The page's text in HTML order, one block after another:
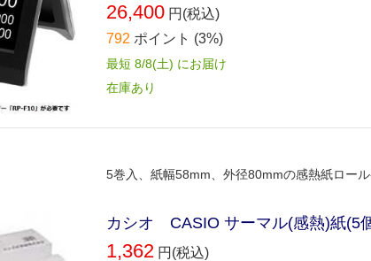
26,400 円(税込)
792 ポイント (3%)
最短 8/8(土) にお届け
在庫あり
5巻入、紙幅58mm、外径80mmの感熱紙ロール
カシオ CASIO サーマル(感熱)紙(5
1,362 円(税込)